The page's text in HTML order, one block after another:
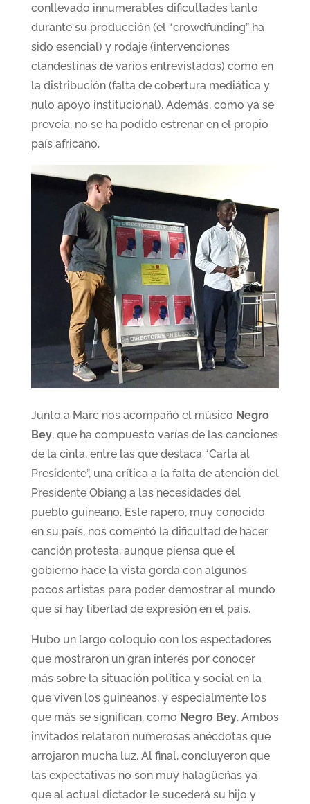
conllevado innumerables dificultades tanto
durante su producción (el “crowdfunding” ha
sido esencial) y rodaje (intervenciones
clandestinas de varios entrevistados) como en
la distribución (falta de cobertura mediática y
nulo apoyo institucional). Además, como ya se
preveía, no se ha podido estrenar en el propio
país africano.
Junto a Marc nos acompañó el músico Negro
Bey, que ha compuesto varías de las canciones
de la cinta, entre las que destaca “Carta al
Presidente”, una crítica a la falta de atención del
Presidente Obiang a las necesidades del
pueblo guineano. Este rapero, muy conocido
en su país, nos comentó la dificultad de hacer
canción protesta, aunque piensa que el
gobierno hace la vista gorda con algunos
pocos artistas para poder demostrar al mundo
que sí hay libertad de expresión en el país.
Hubo un largo coloquio con los espectadores
que mostraron un gran interés por conocer
más sobre la situación política y social en la
que viven los guineanos, y especialmente los
que más se significan, como Negro Bey. Ambos
invitados relataron numerosas anécdotas que
arrojaron mucha luz. Al final, concluyeron que
las expectativas no son muy halagüeñas ya
que al actual dictador le sucederá su hijo y